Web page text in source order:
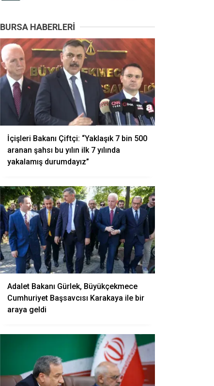
BURSA HABERLERI
İçişleri Bakanı Çiftçi: “Yaklaşık 7 bin 500
aranan şahsı bu yılın ilk 7 yılında
yakalamış durumdayız”
Adalet Bakanı Gürlek, Büyükçekmece
Cumhuriyet Başsavcısı Karakaya ile bir
araya geldi